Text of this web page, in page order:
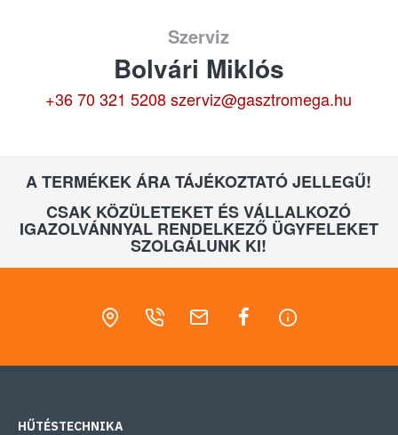
Szerviz
Bolvári Miklós
+36 70 321 5208 szerviz@gasztromega.hu
A TERMÉKEK ÁRA TÁJÉKOZTATÓ JELLEGŰ!
CSAK KÖZÜLETEKET ÉS VÁLLALKOZÓ
IGAZOLVÁNNYAL RENDELKEZŐ ÜGYFELEKET
SZOLGÁLUNK KI!
HŰTÉSTECHNIKA